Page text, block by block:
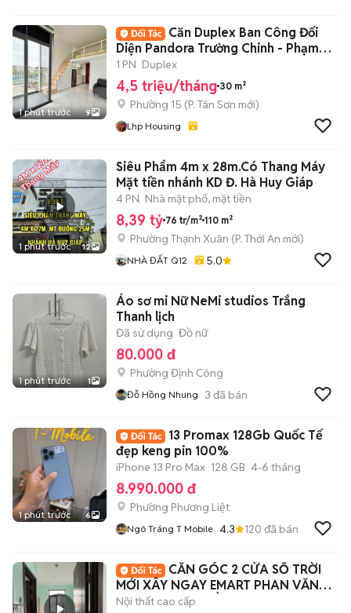
1 phút trước 9
Căn Duplex Ban Công Đối
Diện Pandora Trường Chinh - Phạm
Văn Bạch
1 PN Duplex
4,5 triệu/tháng 30 m²
Phường 15 (P. Tân Sơn mới)
Lhp Housing
1 phút trước 12
Siêu Phẩm 4m x 28m.Có Thang Máy
Mặt tiền nhánh KD Đ. Hà Huy Giáp
4 PN Nhà mặt phố, mặt tiền
8,39 tỷ 76 tr/m² 110 m²
Phường Thạnh Xuân (P. Thới An mới)
NHÀ ĐẤT Q12 5.0
1 phút trước 1
Áo sơ mi Nữ NeMi studios Trắng
Thanh lịch
Đã sử dụng Đồ nữ
80.000 đ
Phường Định Công
Đỗ Hồng Nhung 3 đã bán
1 phút trước 6
13 Promax 128Gb Quốc Tế
đẹp keng pin 100%
iPhone 13 Pro Max 128 GB 4-6 tháng
8.990.000 đ
Phường Phương Liệt
Ngô Tráng T Mobile 4.3 120 đã bán
CĂN GÓC 2 CỬA SỔ TRỜI
MỚI XÂY NGAY EMART PHAN VĂN
TRỊ PHẠM VĂN ĐỒNG
Nội thất cao cấp